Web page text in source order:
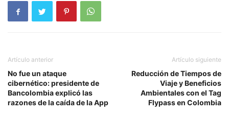
Artículo anterior
No fue un ataque
cibernético: presidente de
Bancolombia explicó las
razones de la caída de la App
Artículo siguiente
Reducción de Tiempos de
Viaje y Beneficios
Ambientales con el Tag
Flypass en Colombia